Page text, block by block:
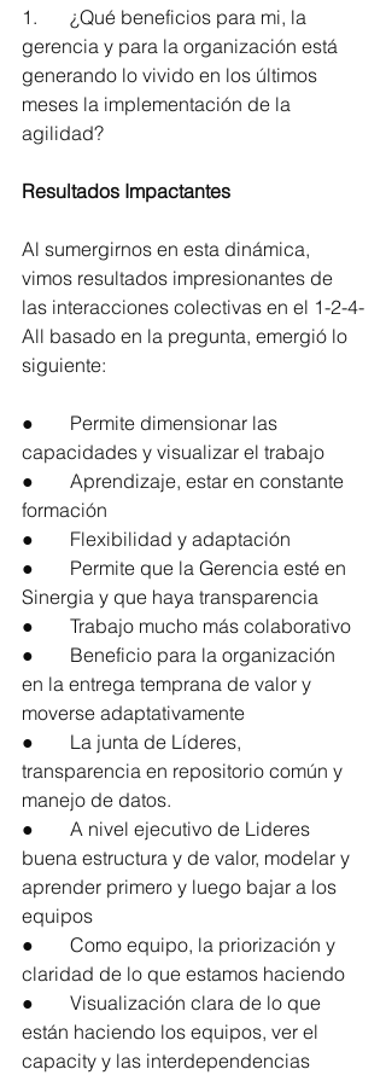
1.	¿Qué beneficios para mi, la
gerencia y para la organización está
generando lo vivido en los últimos
meses la implementación de la
agilidad?
Resultados Impactantes
Al sumergirnos en esta dinámica,
vimos resultados impresionantes de
las interacciones colectivas en el 1-2-4-
All basado en la pregunta, emergió lo
siguiente:
●	Permite dimensionar las
capacidades y visualizar el trabajo
●	Aprendizaje, estar en constante
formación
●	Flexibilidad y adaptación
●	Permite que la Gerencia esté en
Sinergia y que haya transparencia
●	Trabajo mucho más colaborativo
●	Beneficio para la organización
en la entrega temprana de valor y
moverse adaptativamente
●	La junta de Líderes,
transparencia en repositorio común y
manejo de datos.
●	A nivel ejecutivo de Lideres
buena estructura y de valor, modelar y
aprender primero y luego bajar a los
equipos
●	Como equipo, la priorización y
claridad de lo que estamos haciendo
●	Visualización clara de lo que
están haciendo los equipos, ver el
capacity y las interdependencias